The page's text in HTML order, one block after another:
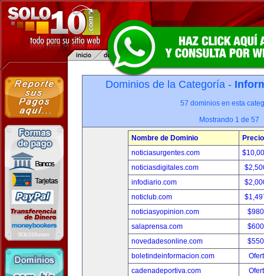
Dominios de la Categoría -
57 dominios en esta
Mostrando 1 de 57
Nombre de Dominio
Precio
noticiasurgentes.com
noticiasdigitales.com
infodiario.com
noticlub.com
noticiasyopinion.com
salaprensa.com
novedadesonline.com
boletindeinformacion.com
cadenadeportiva.com